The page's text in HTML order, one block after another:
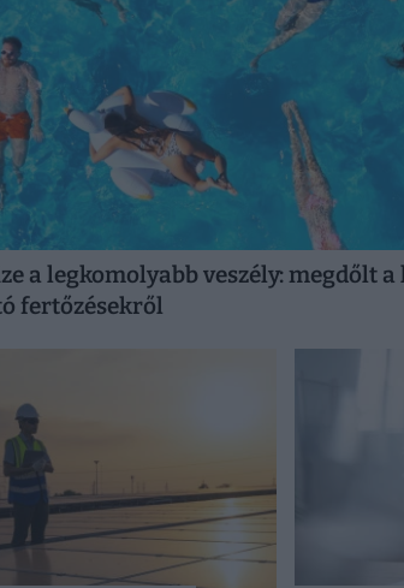
a legkomolyabb veszély: megdőlt
fertőzésekről